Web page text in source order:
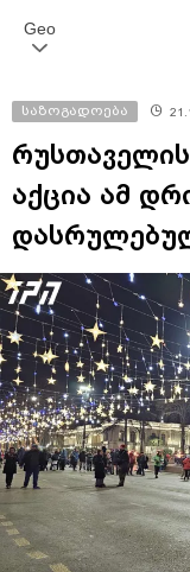
Geo
საზოგადოება
აქცია ამ